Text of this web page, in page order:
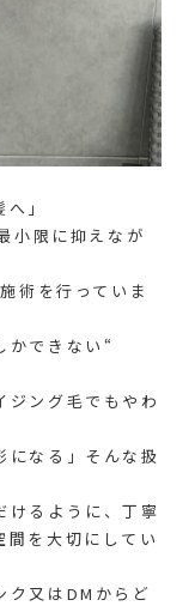
」
限に抑えなが
術を行っていま
かできない“
ジング毛でもやわ
になる」そんな扱
けるように、丁寧
間を大切にしてい
ク又はDMからど